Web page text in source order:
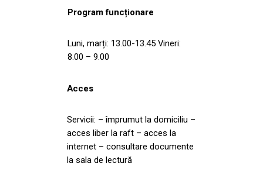
Program funcționare
Luni, marți: 13.00-13.45 Vineri:
8.00 – 9.00
Acces
Servicii: – împrumut la domiciliu –
acces liber la raft – acces la
internet – consultare documente
la sala de lectură